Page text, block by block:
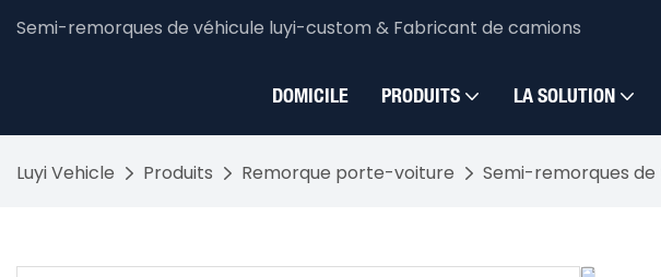
Semi-remorques de véhicule luyi-custom & Fabricant de camions
DOMICILE PRODUITS LA SOLUTION
Luyi Vehicle Produits Remorque porte-voiture Semi-remorques